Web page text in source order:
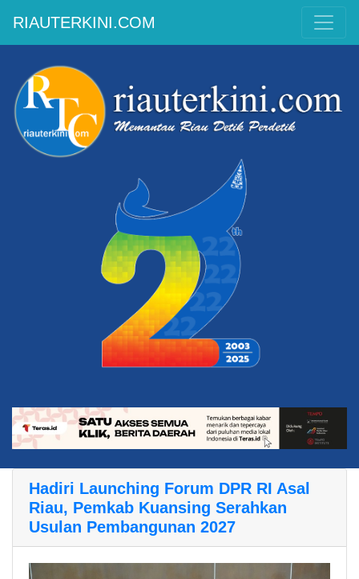
RIAUTERKINI.COM
Hadiri Launching Forum DPR RI Asal
Riau, Pemkab Kuansing Serahkan
Usulan Pembangunan 2027